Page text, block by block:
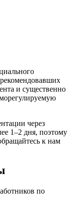
и существенно
через
1–2 дня, поэтому
к нам
по